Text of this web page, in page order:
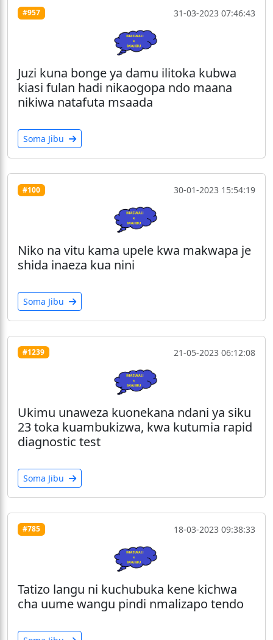
#957 31-03-2023 07:46:43
Juzi kuna bonge ya damu ilitoka kubwa
kiasi fulan hadi nikaogopa ndo maana
nikiwa natafuta msaada
Soma Jibu
#100 30-01-2023 15:54:19
Niko na vitu kama upele kwa makwapa je
shida inaeza kua nini
Soma Jibu
#1239 21-05-2023 06:12:08
Ukimu unaweza kuonekana ndani ya siku
23 toka kuambukizwa, kwa kutumia rapid
diagnostic test
Soma Jibu
#785 18-03-2023 09:38:33
Tatizo langu ni kuchubuka kene kichwa
cha uume wangu pindi nmalizapo tendo